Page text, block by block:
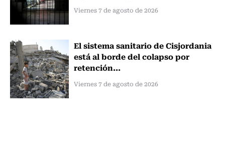
Viernes 7 de agosto de 2026
El sistema sanitario de Cisjordania
está al borde del colapso por
retención...
Viernes 7 de agosto de 2026